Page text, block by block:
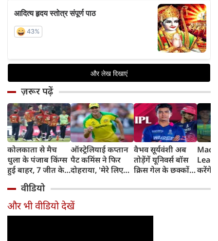
ज़रूर पढ़ें
कोलकाता से मैच
धुला के पंजाब किंग्स
हुई बाहर, 7 जीत के
ऑस्ट्रेलियाई कप्तान
पैट कमिंस ने फिर
दोहराया, 'मेरे लिए
वैभव सूर्यवंशी अब
तोड़ेंगें यूनिवर्स बॉस
क्रिस गेल के छक्कों
करेंगे
टीम में
वीडियो
और भी वीडियो देखें